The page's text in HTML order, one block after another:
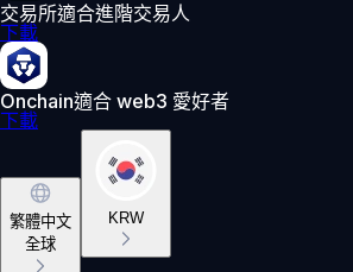
交易所適合進階交易人
下載
Onchain適合 web3 愛好者
下載
繁體中文
全球
KRW